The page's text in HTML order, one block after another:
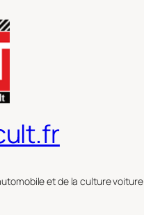
et de la culture voiture